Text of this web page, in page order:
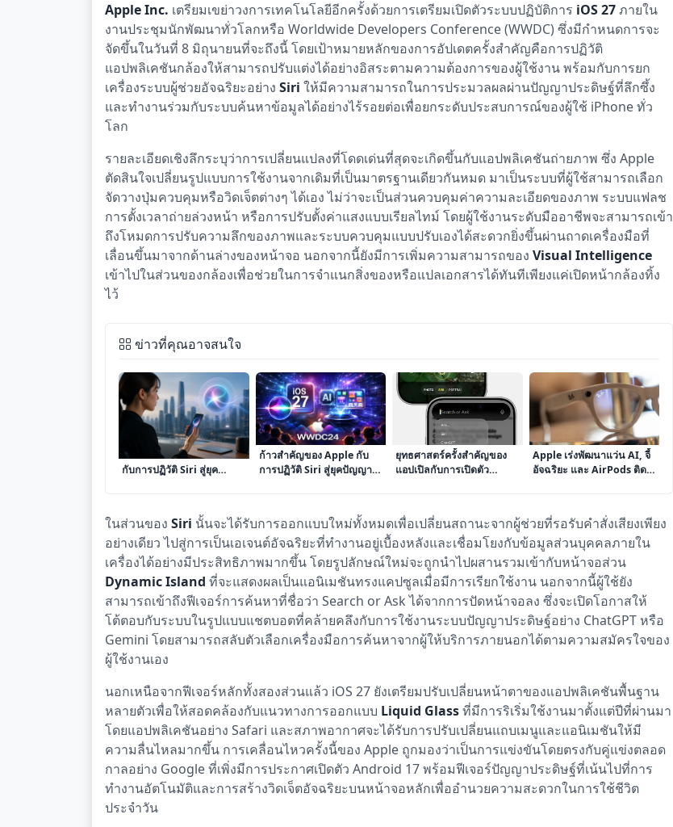
Apple Inc. เตรียมเขย่าวงการเทคโนโลยีอีกครั้งด้วยการเตรียมเปิดตัวระบบปฏิบัติการ iOS 27ภายใน
งานประชุมนักพัฒนาทั่วโลกหรือ Worldwide Developers Conference (WWDC) ซึ่งมีกำหนดการจะ
จัดขึ้นในวันที่ 8 มิถุนายนที่จะถึงนี้ โดยเป้าหมายหลักของการอัปเดตครั้งสำคัญคือการปฏิวัติ
แอปพลิเคชันกล้องให้สามารถปรับแต่งได้อย่างอิสระตามความต้องการของผู้ใช้งาน พร้อมกับการยก
เครื่องระบบผู้ช่วยอัจฉริยะอย่าง Siri ให้มีความสามารถในการประมวลผลผ่านปัญญาประดิษฐ์ที่ลึกซึ้ง
และทำงานร่วมกับระบบค้นหาข้อมูลได้อย่างไร้รอยต่อเพื่อยกระดับประสบการณ์ของผู้ใช้ iPhone ทั่ว
โลก
รายละเอียดเชิงลึกระบุว่าการเปลี่ยนแปลงที่โดดเด่นที่สุดจะเกิดขึ้นกับแอปพลิเคชันถ่ายภาพ ซึ่ง Apple
ตัดสินใจเปลี่ยนรูปแบบการใช้งานจากเดิมที่เป็นมาตรฐานเดียวกันหมด มาเป็นระบบที่ผู้ใช้สามารถเลือก
จัดวางปุ่มควบคุมหรือวิดเจ็ตต่างๆ ได้เอง ไม่ว่าจะเป็นส่วนควบคุมค่าความละเอียดของภาพ ระบบแฟลช
การตั้งเวลาถ่ายล่วงหน้า หรือการปรับตั้งค่าแสงแบบเรียลไทม์ โดยผู้ใช้งานระดับมืออาชีพจะสามารถเข้า
ถึงโหมดการปรับความลึกของภาพและระบบควบคุมแบบปรับเองได้สะดวกยิ่งขึ้นผ่านถาดเครื่องมือที่
เลื่อนขึ้นมาจากด้านล่างของหน้าจอ นอกจากนี้ยังมีการเพิ่มความสามารถของ Visual Intelligence
เข้าไปในส่วนของกล้องเพื่อช่วยในการจำแนกสิ่งของหรือแปลเอกสารได้ทันทีเพียงแค่เปิดหน้ากล้องทิ้ง
ไว้
ข่าวที่คุณอาจสนใจ
เจาะลึกทิศทางใหม่ iOS 27
กับการปฏิวัติ Siri สู่ยุค
ก้าวสำคัญของ Apple กับ
การปฏิวัติ Siri สู่ยุคปัญญา
ยุทธศาสตร์ครั้งสำคัญของ
แอปเปิลกับการเปิดตัว
Apple เร่งพัฒนาแว่น AI, จี้
อัจฉริยะ และ AirPods ติด
ในส่วนของ Siri นั้นจะได้รับการออกแบบใหม่ทั้งหมดเพื่อเปลี่ยนสถานะจากผู้ช่วยที่รอรับคำสั่งเสียงเพียง
อย่างเดียว ไปสู่การเป็นเอเจนต์อัจฉริยะที่ทำงานอยู่เบื้องหลังและเชื่อมโยงกับข้อมูลส่วนบุคคลภายใน
เครื่องได้อย่างมีประสิทธิภาพมากขึ้น โดยรูปลักษณ์ใหม่จะถูกนำไปผสานรวมเข้ากับหน้าจอส่วน
Dynamic Island ที่จะแสดงผลเป็นแอนิเมชันทรงแคปซูลเมื่อมีการเรียกใช้งาน นอกจากนี้ผู้ใช้ยัง
สามารถเข้าถึงฟีเจอร์การค้นหาที่ชื่อว่า Search or Ask ได้จากการปัดหน้าจอลง ซึ่งจะเปิดโอกาสให้
โต้ตอบกับระบบในรูปแบบแชตบอตที่คล้ายคลึงกับการใช้งานระบบปัญญาประดิษฐ์อย่าง ChatGPT หรือ
Gemini โดยสามารถสลับตัวเลือกเครื่องมือการค้นหาจากผู้ให้บริการภายนอกได้ตามความสมัครใจของ
ผู้ใช้งานเอง
นอกเหนือจากฟีเจอร์หลักทั้งสองส่วนแล้ว iOS 27 ยังเตรียมปรับเปลี่ยนหน้าตาของแอปพลิเคชันพื้นฐาน
หลายตัวเพื่อให้สอดคล้องกับแนวทางการออกแบบ Liquid Glassที่มีการริเริ่มใช้งานมาตั้งแต่ปีที่ผ่านมา
โดยแอปพลิเคชันอย่าง Safari และสภาพอากาศจะได้รับการปรับเปลี่ยนแถบเมนูและแอนิเมชันให้มี
ความลื่นไหลมากขึ้น การเคลื่อนไหวครั้งนี้ของ Apple ถูกมองว่าเป็นการแข่งขันโดยตรงกับคู่แข่งตลอด
กาลอย่าง Google ที่เพิ่งมีการประกาศเปิดตัว Android 17 พร้อมฟีเจอร์ปัญญาประดิษฐ์ที่เน้นไปที่การ
ทำงานอัตโนมัติและการสร้างวิดเจ็ตอัจฉริยะบนหน้าจอหลักเพื่ออำนวยความสะดวกในการใช้ชีวิต
ประจำวัน